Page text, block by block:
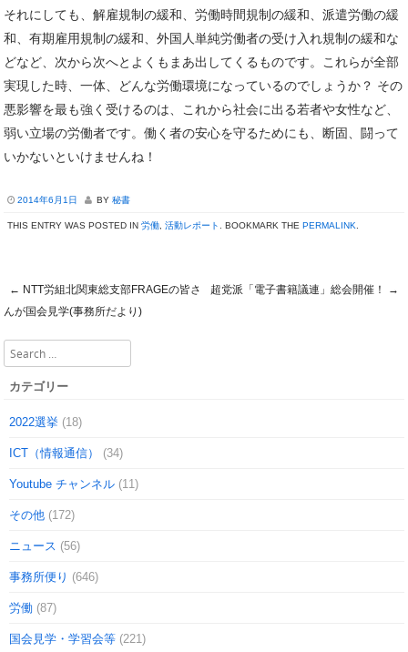
それにしても、解雇規制の緩和、労働時間規制の緩和、派遣労働の緩
和、有期雇用規制の緩和、外国人単純労働者の受け入れ規制の緩和な
どなど、次から次へとよくもまあ出してくるものです。これらが全部
実現した時、一体、どんな労働環境になっているのでしょうか？ その
悪影響を最も強く受けるのは、これから社会に出る若者や女性など、
弱い立場の労働者です。働く者の安心を守るためにも、断固、闘って
いかないといけませんね！
2014年6月1日 BY 秘書
THIS ENTRY WAS POSTED IN 労働 活動レポート . BOOKMARK THE PERMALINK
Post navigation
← NTT労組北関東総支部FRAGEの皆さ
んが国会見学(事務所だより)
超党派「電子書籍議連」総会開催！ →
Search
カテゴリー
2022選挙 (18)
ICT（情報通信） (34)
Youtube チャンネル (11)
その他 (172)
ニュース (56)
事務所便り (646)
労働 (87)
国会見学・学習会等 (221)